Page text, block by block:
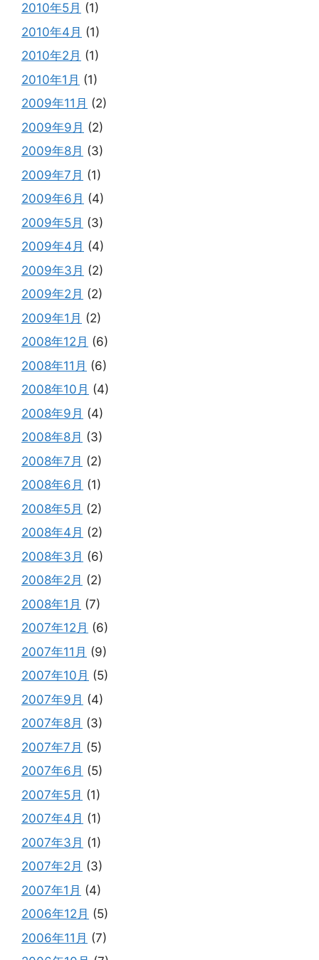
2010年5月 (1)
2010年4月 (1)
2010年2月 (1)
2010年1月 (1)
2009年11月 (2)
2009年9月 (2)
2009年8月 (3)
2009年7月 (1)
2009年6月 (4)
2009年5月 (3)
2009年4月 (4)
2009年3月 (2)
2009年2月 (2)
2009年1月 (2)
2008年12月 (6)
2008年11月 (6)
2008年10月 (4)
2008年9月 (4)
2008年8月 (3)
2008年7月 (2)
2008年6月 (1)
2008年5月 (2)
2008年4月 (2)
2008年3月 (6)
2008年2月 (2)
2008年1月 (7)
2007年12月 (6)
2007年11月 (9)
2007年10月 (5)
2007年9月 (4)
2007年8月 (3)
2007年7月 (5)
2007年6月 (5)
2007年5月 (1)
2007年4月 (1)
2007年3月 (1)
2007年2月 (3)
2007年1月 (4)
2006年12月 (5)
2006年11月 (7)